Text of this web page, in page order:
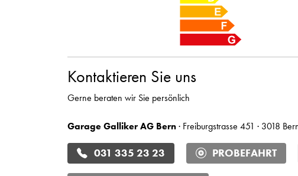
Kontaktieren Sie uns
Gerne beraten wir Sie persönlich
Garage Galliker AG Bern· Freiburgstrasse 451 · 3018
031 335 23 23 PROBEFAHRT